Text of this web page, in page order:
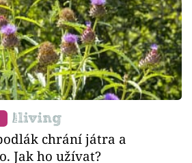
chrání játra a
Jak ho užívat?